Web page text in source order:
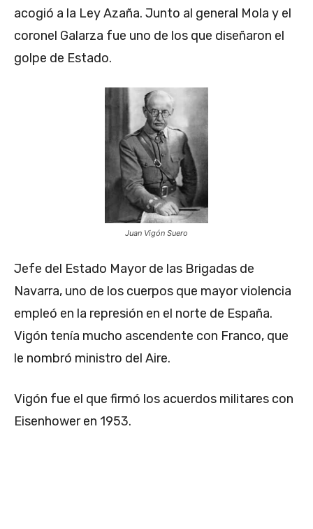
acogió a la Ley Azaña. Junto al general Mola y el
coronel Galarza fue uno de los que diseñaron el
golpe de Estado.
Juan Vigón Suero
Jefe del Estado Mayor de las Brigadas de
Navarra, uno de los cuerpos que mayor violencia
empleó en la represión en el norte de España.
Vigón tenía mucho ascendente con Franco, que
le nombró ministro del Aire.
Vigón fue el que firmó los acuerdos militares con
Eisenhower en 1953.